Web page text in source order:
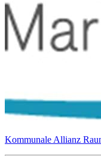
Kommunale Allianz